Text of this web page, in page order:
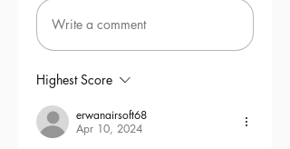
Write a comment
Highest Score
erwanairsoft68
Apr 10, 2024